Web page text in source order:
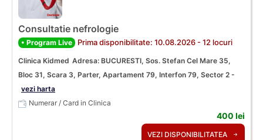
Consultatie nefrologie
• Program Live Prima disponibilitate: 10.08.2026 - 12 locuri
Clinica Kidmed Adresa: BUCURESTI, Sos. Stefan Cel Mare 35,
Bloc 31, Scara 3, Parter, Apartament 79, Interfon 79, Sector 2 -
vezi harta
Numerar / Card in Clinica
400 lei
VEZI DISPONIBILITATEA